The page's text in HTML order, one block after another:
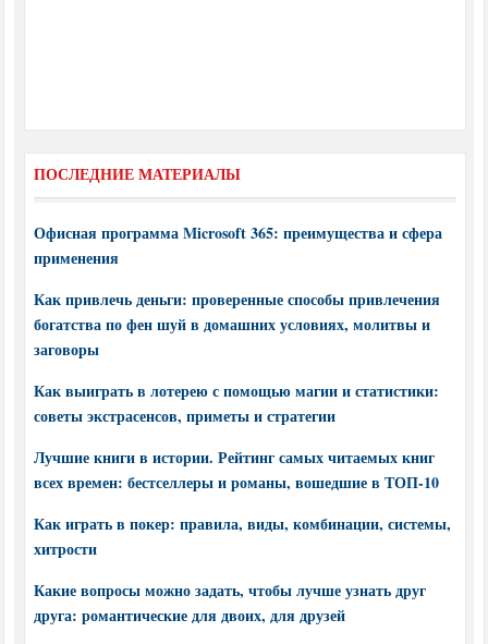
ПОСЛЕДНИЕ МАТЕРИАЛЫ
Офисная программа Microsoft 365: преимущества и сфера
применения
Как привлечь деньги: проверенные способы привлечения
богатства по фен шуй в домашних условиях, молитвы и
заговоры
Как выиграть в лотерею с помощью магии и статистики:
советы экстрасенсов, приметы и стратегии
Лучшие книги в истории. Рейтинг самых читаемых книг
всех времен: бестселлеры и романы, вошедшие в ТОП-10
Как играть в покер: правила, виды, комбинации, системы,
хитрости
Какие вопросы можно задать, чтобы лучше узнать друг
друга: романтические для двоих, для друзей